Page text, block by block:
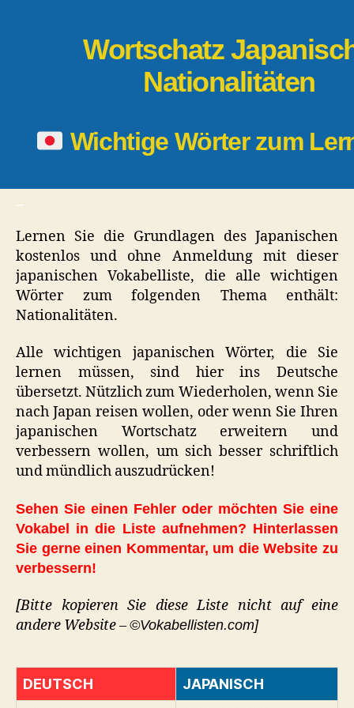
Wortschatz
Nationalitäten
Wichtige Wörter zum
Lernen Sie die Grundlagen des Japanischen
kostenlos und ohne Anmeldung mit dieser
japanischen Vokabelliste, die alle wichtigen
Wörter zum folgenden Thema enthält:
Nationalitäten.
Alle wichtigen japanischen Wörter, die Sie
lernen müssen, sind hier ins Deutsche
übersetzt. Nützlich zum Wiederholen, wenn Sie
nach Japan reisen wollen, oder wenn Sie Ihren
japanischen Wortschatz erweitern und
verbessern wollen, um sich besser schriftlich
und mündlich auszudrücken!
Sehen Sie einen Fehler oder möchten Sie eine
Vokabel in die Liste aufnehmen? Hinterlassen
Sie gerne einen Kommentar, um die Website zu
verbessern!
[Bitte kopieren Sie diese Liste nicht auf eine
andere Website – ©Vokabellisten.com]
DEUTSCH
JAPANISCH